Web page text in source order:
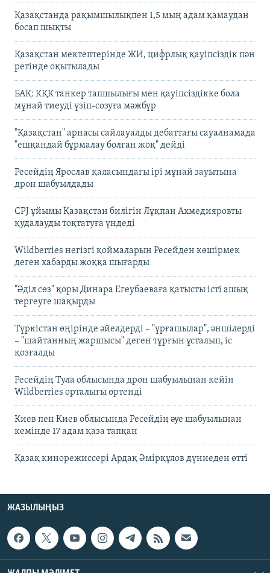
Қазақстанда рақымшылықпен 1,5 мың адам қамаудан
босап шықты
Қазақстан мектептерінде ЖИ, цифрлық қауіпсіздік пән
ретінде оқытылады
БАҚ: КҚК танкер тапшылығы мен қауіпсіздікке бола
мұнай тиеуді үзіп-созуға мәжбүр
"Қазақстан" арнасы сайлауалды дебаттағы сауалнамада
"ешқандай бұрмалау болған жоқ" дейді
Ресейдің Ярослав қаласындағы ірі мұнай зауытына
дрон шабуылдады
CPJ ұйымы Қазақстан билігін Лұқпан Ахмедияровты
қудалауды тоқтатуға үндеді
Wildberries негізгі қоймаларын Ресейден көшірмек
деген хабарды жоққа шығарды
"Әділ сөз" қоры Динара Егеубаеваға қатысты істі ашық
тергеуге шақырды
Түркістан өңірінде әйелдерді – "ұрғашылар", әншілерді
– "шайтанның жаршысы" деген тұрғын ұсталып, іс
қозғалды
Ресейдің Тула облысында дрон шабуылынан кейін
Wildberries орталығы өртенді
Киев пен Киев облысында Ресейдің әуе шабуылынан
кемінде 17 адам қаза тапқан
Қазақ кинорежиссері Ардақ Әмірқұлов дүниеден өтті
ЖАЗЫЛЫҢЫЗ